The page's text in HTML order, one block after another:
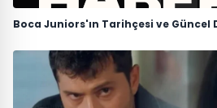
Boca Juniors'ın Tarihçesi ve Güncel